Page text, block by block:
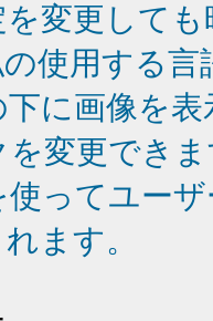
変更して
使用する
に画像を
変更でき
使ってユー
ます。